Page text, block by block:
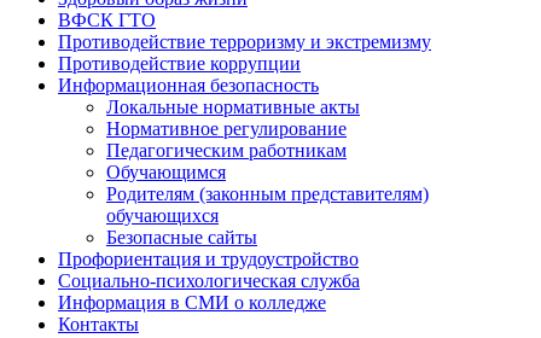
ВФСК ГТО
Противодействие терроризму и экстремизму
Противодействие коррупции
Информационная безопасность
Локальные нормативные акты
Нормативное регулирование
Педагогическим работникам
Обучающимся
Родителям (законным представителям)
обучающихся
Безопасные сайты
Профориентация и трудоустройство
Социально-психологическая служба
Информация в СМИ о колледже
Контакты